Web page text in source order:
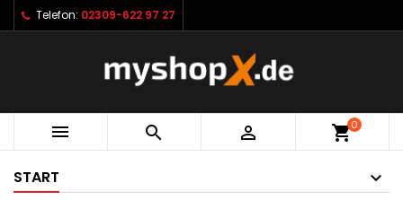
Telefon: 02309-622 97 27
   shopping_cart0
START